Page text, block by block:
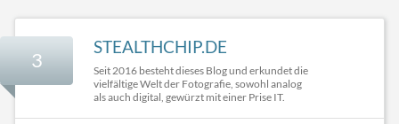
3
STEALTHCHIP.DE
Seit 2016 besteht dieses Blog und erkundet die
vielfältige Welt der Fotografie, sowohl analog
als auch digital, gewürzt mit einer Prise IT.